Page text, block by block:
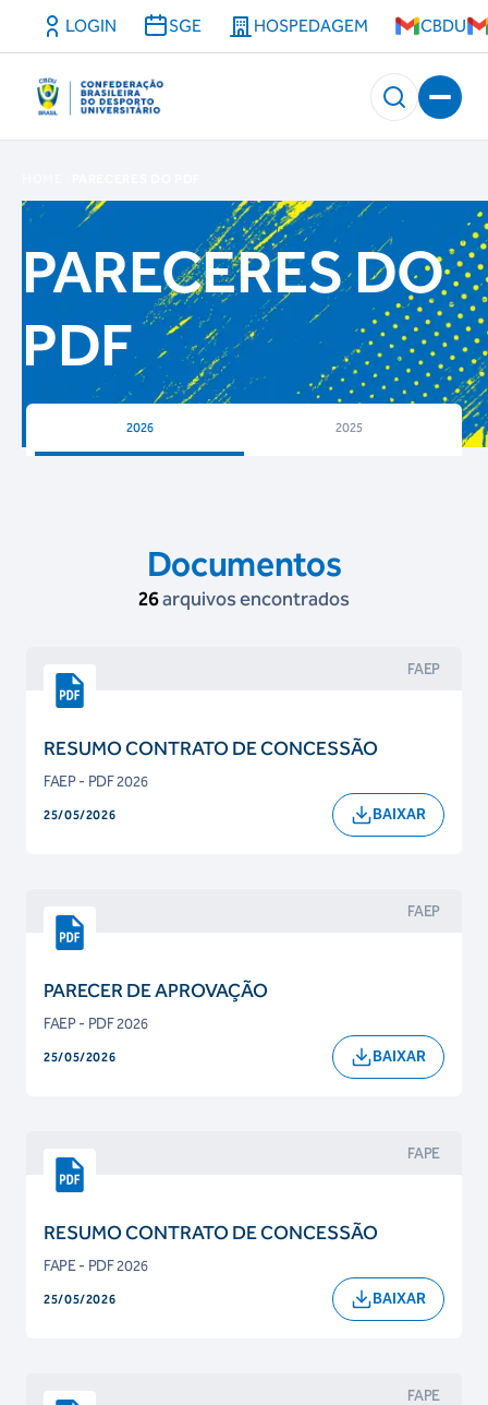
LOGIN SGE HOSPEDAGEM CBDU
PARECERES DO
PDF
2026 2025
Documentos
26arquivos encontrados
FAEP
RESUMO CONTRATO DE CONCESSÃO
FAEP - PDF 2026
25/05/2026 BAIXAR
FAEP
PARECER DE APROVAÇÃO
FAEP - PDF 2026
25/05/2026 BAIXAR
FAPE
RESUMO CONTRATO DE CONCESSÃO
FAPE - PDF 2026
25/05/2026 BAIXAR
FAPE